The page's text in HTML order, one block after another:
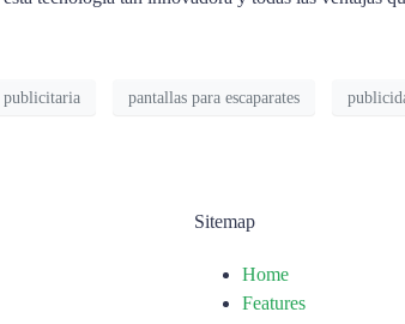
publicitaria pantallas para escaparates
Sitemap
Home
Features